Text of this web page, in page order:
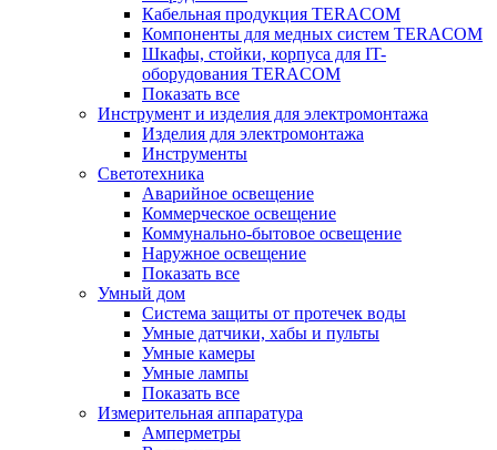
Кабельная продукция TERACOM
Компоненты для медных систем TERACOM
Шкафы, стойки, корпуса для IT-
оборудования TERACOM
Показать все
Инструмент и изделия для электромонтажа
Изделия для электромонтажа
Инструменты
Светотехника
Аварийное освещение
Коммерческое освещение
Коммунально-бытовое освещение
Наружное освещение
Показать все
Умный дом
Система защиты от протечек воды
Умные датчики, хабы и пульты
Умные камеры
Умные лампы
Показать все
Измерительная аппаратура
Амперметры